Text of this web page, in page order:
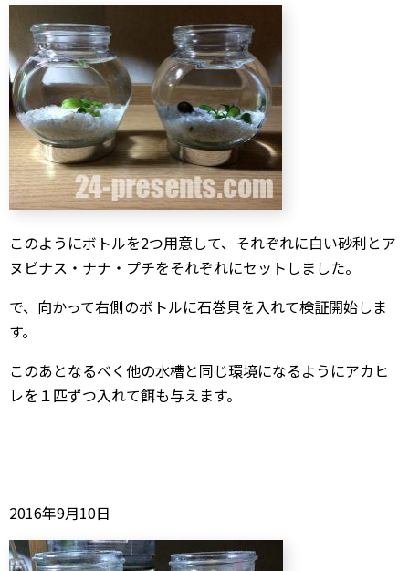
このようにボトルを2つ用意して、それぞれに白い砂利とア
ヌビナス・ナナ・プチをそれぞれにセットしました。
で、向かって右側のボトルに石巻貝を入れて検証開始しま
す。
このあとなるべく他の水槽と同じ環境になるようにアカヒ
レを１匹ずつ入れて餌も与えます。
2016年9月10日